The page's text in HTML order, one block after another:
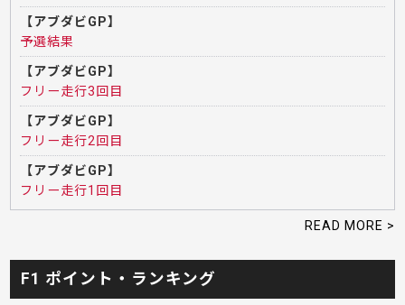
【アブダビGP】
予選結果
【アブダビGP】
フリー走行3回目
【アブダビGP】
フリー走行2回目
【アブダビGP】
フリー走行1回目
READ MORE >
F1 ポイント・ランキング